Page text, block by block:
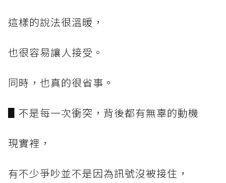
這樣的說法很溫暖，
也很容易讓人接受。
同時，也真的很省事。
▋不是每一次衝突，背後都有無辜的動機
現實裡，
有不少爭吵並不是因為訊號沒被接住，